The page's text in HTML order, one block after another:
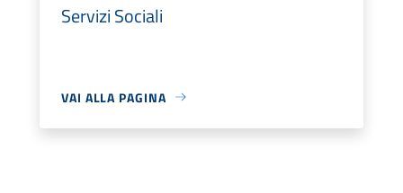
Servizi Sociali
VAI ALLA PAGINA